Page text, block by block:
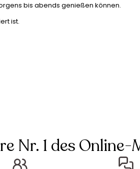
bis abends genießen können.
ist.
Nr. 1 des